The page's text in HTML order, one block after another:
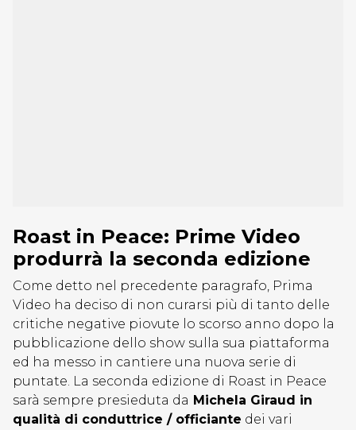
Roast in Peace: Prime Video
produrrà la seconda edizione
Come detto nel precedente paragrafo, Prima
Video ha deciso di non curarsi più di tanto delle
critiche negative piovute lo scorso anno dopo la
pubblicazione dello show sulla sua piattaforma
ed ha messo in cantiere una nuova serie di
puntate. La seconda edizione di Roast in Peace
sarà sempre presieduta da Michela Giraud in
qualità di conduttrice / officiante dei vari